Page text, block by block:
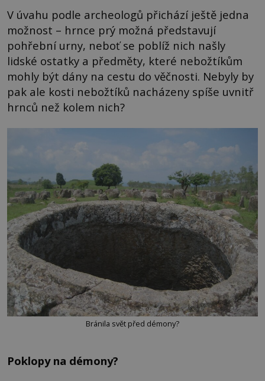
V úvahu podle archeologů přichází ještě jedna
možnost – hrnce prý možná představují
pohřební urny, neboť se poblíž nich našly
lidské ostatky a předměty, které nebožtíkům
mohly být dány na cestu do věčnosti. Nebyly by
pak ale kosti nebožtíků nacházeny spíše uvnitř
hrnců než kolem nich?
Bránila svět před démony?
Poklopy na démony?